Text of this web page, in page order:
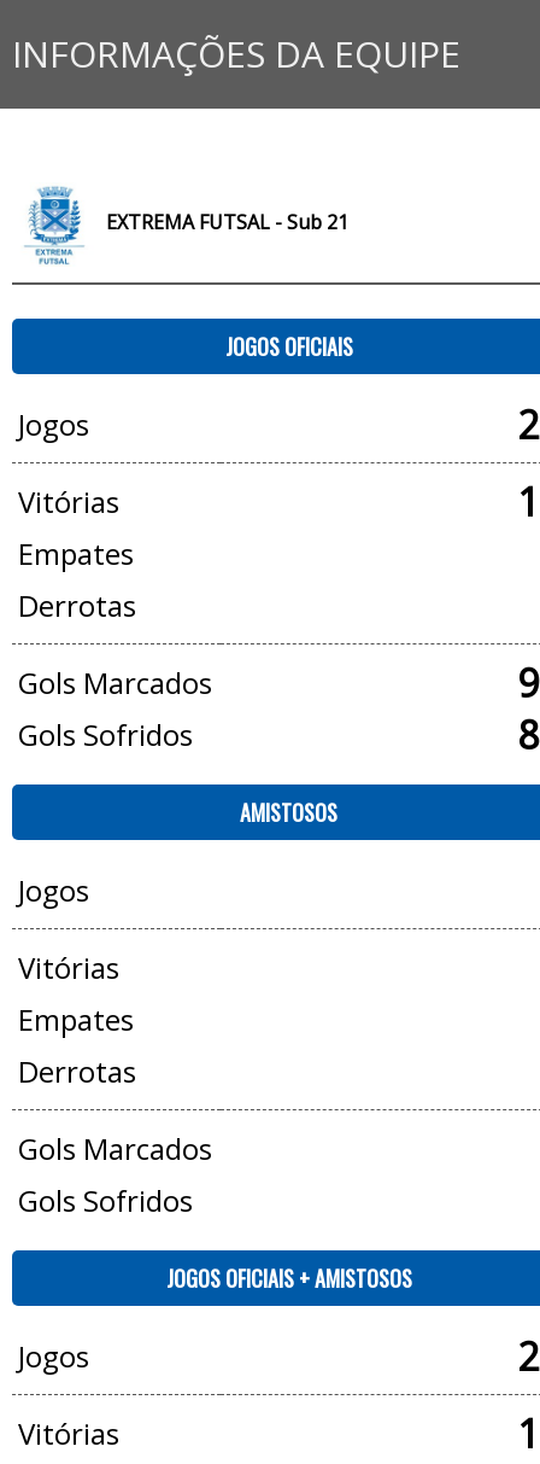
INFORMAÇÕES DA EQUIPE
EXTREMA FUTSAL - Sub 21
JOGOS OFICIAIS
Jogos
Vitórias
Empates
Derrotas
Gols Marcados
Gols Sofridos
AMISTOSOS
Jogos
Vitórias
Empates
Derrotas
Gols Marcados
Gols Sofridos
JOGOS OFICIAIS + AMISTOSOS
Jogos
Vitórias